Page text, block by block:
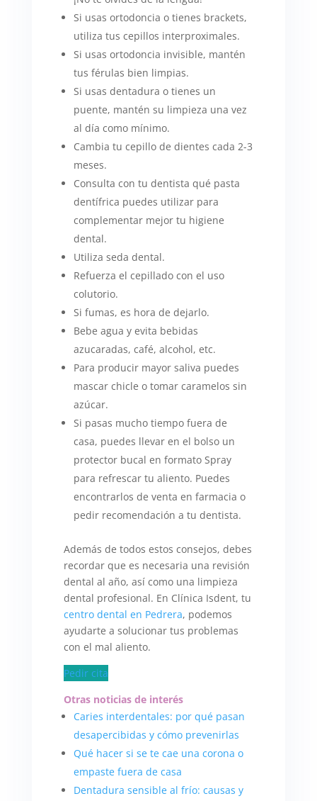
Si usas ortodoncia o tienes brackets,
utiliza tus cepillos interproximales.
Si usas ortodoncia invisible, mantén
tus férulas bien limpias.
Si usas dentadura o tienes un
puente, mantén su limpieza una vez
al día como mínimo.
Cambia tu cepillo de dientes cada 2-3
meses.
Consulta con tu dentista qué pasta
dentífrica puedes utilizar para
complementar mejor tu higiene
dental.
Utiliza seda dental.
Refuerza el cepillado con el uso
colutorio.
Si fumas, es hora de dejarlo.
Bebe agua y evita bebidas
azucaradas, café, alcohol, etc.
Para producir mayor saliva puedes
mascar chicle o tomar caramelos sin
azúcar.
Si pasas mucho tiempo fuera de
casa, puedes llevar en el bolso un
protector bucal en formato Spray
para refrescar tu aliento. Puedes
encontrarlos de venta en farmacia o
pedir recomendación a tu dentista.
Además de todos estos consejos, debes
recordar que es necesaria una revisión
dental al año, así como una limpieza
dental profesional. En Clínica Isdent, tu
centro dental en Pedrera, podemos
ayudarte a solucionar tus problemas
con el mal aliento.
Pedir cita
Otras noticias de interés
Caries interdentales: por qué pasan
desapercibidas y cómo prevenirlas
Qué hacer si se te cae una corona o
empaste fuera de casa
Dentadura sensible al frío: causas y